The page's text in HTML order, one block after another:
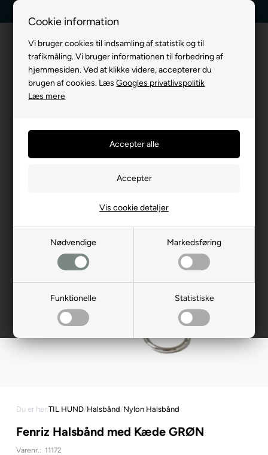
Cookie information
Vi bruger cookies til indsamling af statistik og til
trafikmåling. Vi bruger informationen til forbedring af
hjemmesiden. Ved at klikke videre, accepterer du
brugen af cookies. LæsGoogles privatlivspolitik
Læs mere
Nødvendige Markedsføring
Funktionelle Statistiske
Vis cookie detaljer
Du er her:TIL HUND/Halsbånd/Nylon Halsbånd
Fenriz Halsbånd med Kæde GRØN
Varenr.: 11172